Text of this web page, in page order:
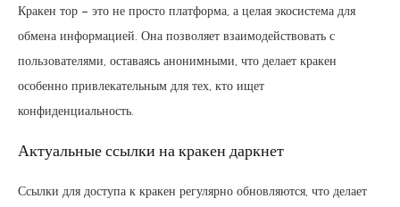
Кракен тор – это не просто платформа, а целая экосистема для
обмена информацией. Она позволяет взаимодействовать с
пользователями, оставаясь анонимными, что делает кракен
особенно привлекательным для тех, кто ищет
конфиденциальность.
Актуальные ссылки на кракен даркнет
Ссылки для доступа к кракен регулярно обновляются, что делает